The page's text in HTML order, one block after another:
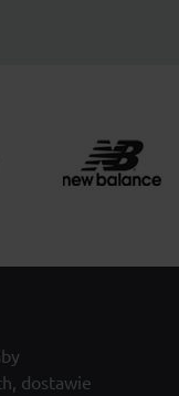
dostawie